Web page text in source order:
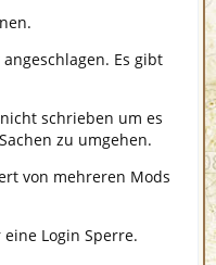
Es gibt
schrieben um es
zu umgehen.
von mehreren Mods
Login Sperre.